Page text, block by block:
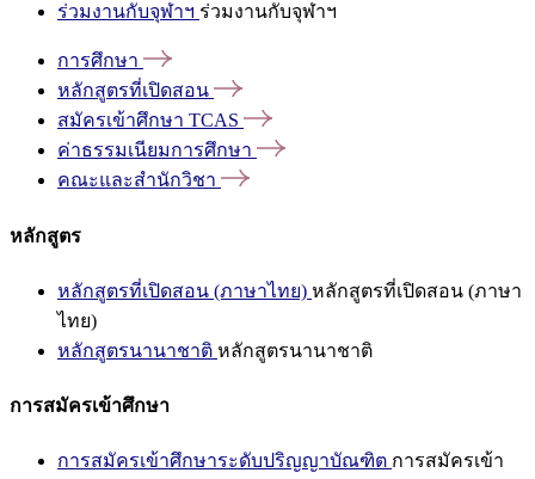
ร่วมงานกับจุฬาฯ ร่วมงานกับจุฬาฯ
การศึกษา
หลักสูตรที่เปิดสอน
สมัครเข้าศึกษา TCAS
ค่าธรรมเนียมการศึกษา
คณะและสำนักวิชา
หลักสูตร
หลักสูตรที่เปิดสอน (ภาษาไทย) หลักสูตรที่เปิดสอน (ภาษา
ไทย)
หลักสูตรนานาชาติ หลักสูตรนานาชาติ
การสมัครเข้าศึกษา
การสมัครเข้าศึกษาระดับปริญญาบัณฑิต การสมัครเข้า